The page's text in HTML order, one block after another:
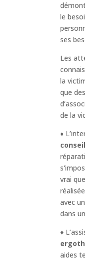
le
ses
Les
la
que
de la
♦
vrai
avec
dans
♦
aides